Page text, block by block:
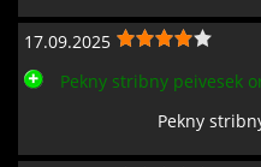
17.09.2025
Pekny stribny peivesek
Pekny